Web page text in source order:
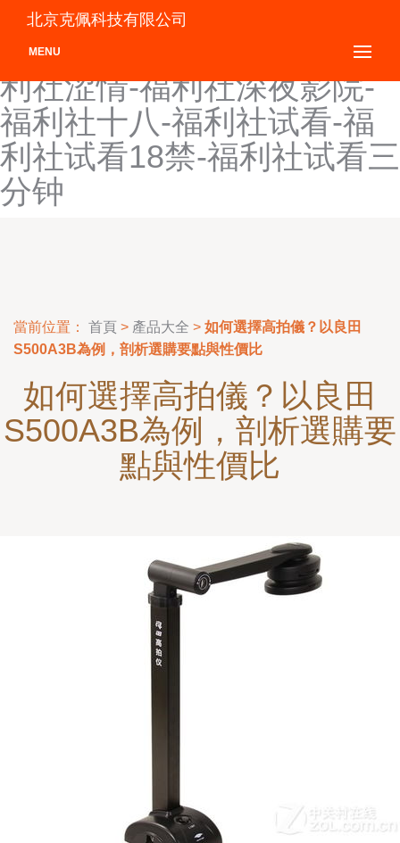
福利社热逼-福利社日韩-福
利社三分钟-福利社色色-福
利社涩情-福利社深夜影院-
福利社十八-福利社试看-福
利社试看18禁-福利社试看三
分钟
北京克佩科技有限公司
MENU
當前位置： 首頁 > 產品大全 > 如何選擇高拍儀？以良田
S500A3B為例，剖析選購要點與性價比
如何選擇高拍儀？以良田
S500A3B為例，剖析選購要
點與性價比